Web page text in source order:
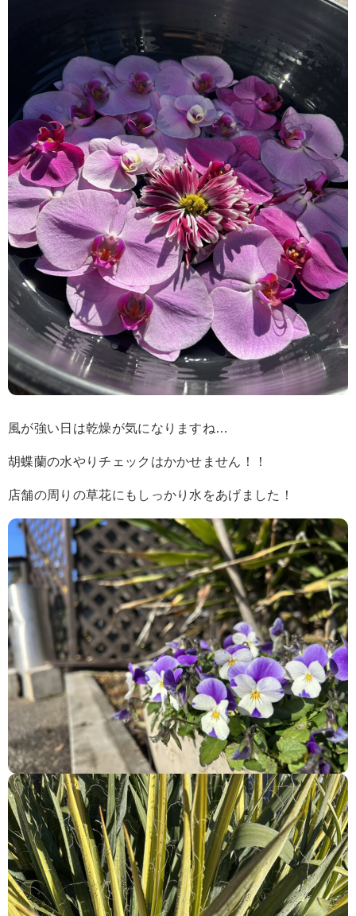
風が強い日は乾燥が気になりますね…
胡蝶蘭の水やりチェックはかかせません！！
店舗の周りの草花にもしっかり水をあげました！